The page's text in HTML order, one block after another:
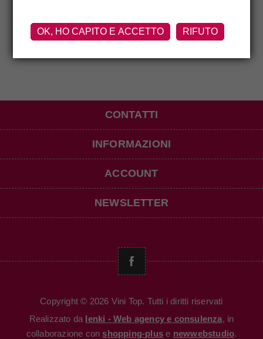
CONTATTI
INFORMAZIONI
ACCOUNT
NEWSLETTER
Copyright © 2026 Vini Top. Tutti i diritti riservati
Realizzato da Ienki - Web agency e consulenza, in
collaborazione con shopping-plus e newwebstudio.
OK, HO CAPITO E ACCETTO RIFUTO